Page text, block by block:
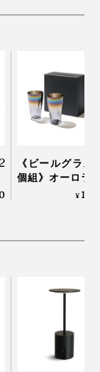
割ってしまっ
ています。
100％チタン。
人体にやさし
用していると
えるのも高ポ
ゼントにもぴ
傷めることが
すので、各自
《ビールグラス
個組》オーロラ
彩で眼福を、ま
¥